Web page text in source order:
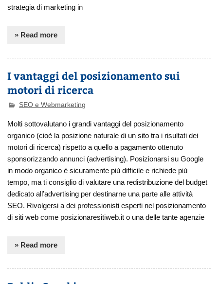
strategia di marketing in
» Read more
I vantaggi del posizionamento sui
motori di ricerca
SEO e Webmarketing
Molti sottovalutano i grandi vantaggi del posizionamento
organico (cioè la posizione naturale di un sito tra i risultati dei
motori di ricerca) rispetto a quello a pagamento ottenuto
sponsorizzando annunci (advertising). Posizionarsi su Google
in modo organico è sicuramente più difficile e richiede più
tempo, ma ti consiglio di valutare una redistribuzione del budget
dedicato all’advertising per destinarne una parte alle attività
SEO. Rivolgersi a dei professionisti esperti nel posizionamento
di siti web come posizionaresitiweb.it o una delle tante agenzie
» Read more